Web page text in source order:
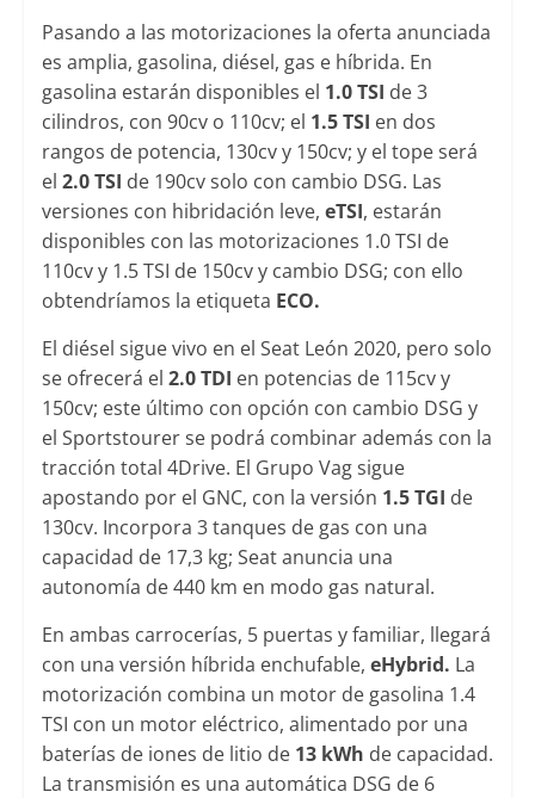
Pasando a las motorizaciones la oferta anunciada
es amplia, gasolina, diésel, gas e híbrida. En
gasolina estarán disponibles el 1.0 TSI de 3
cilindros, con 90cv o 110cv; el 1.5 TSI en dos
rangos de potencia, 130cv y 150cv; y el tope será
el 2.0 TSI de 190cv solo con cambio DSG. Las
versiones con hibridación leve, eTSI, estarán
disponibles con las motorizaciones 1.0 TSI de
110cv y 1.5 TSI de 150cv y cambio DSG; con ello
obtendríamos la etiqueta ECO.
El diésel sigue vivo en el Seat León 2020, pero solo
se ofrecerá el 2.0 TDI en potencias de 115cv y
150cv; este último con opción con cambio DSG y
el Sportstourer se podrá combinar además con la
tracción total 4Drive. El Grupo Vag sigue
apostando por el GNC, con la versión 1.5 TGI de
130cv. Incorpora 3 tanques de gas con una
capacidad de 17,3 kg; Seat anuncia una
autonomía de 440 km en modo gas natural.
En ambas carrocerías, 5 puertas y familiar, llegará
con una versión híbrida enchufable, eHybrid. La
motorización combina un motor de gasolina 1.4
TSI con un motor eléctrico, alimentado por una
baterías de iones de litio de 13 kWh de capacidad.
La transmisión es una automática DSG de 6